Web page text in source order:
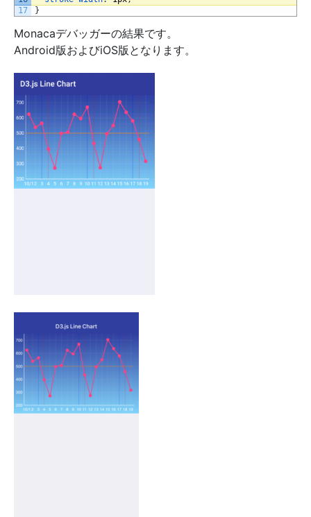
17
}
Monacaデバッガーの結果です。
Android版およびiOS版となります。